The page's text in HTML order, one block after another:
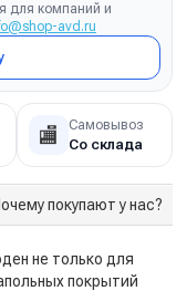
для компаний и
avd.ru
🏬 Самовывоз
Со склада
покупают у нас?
не только для
покрытий